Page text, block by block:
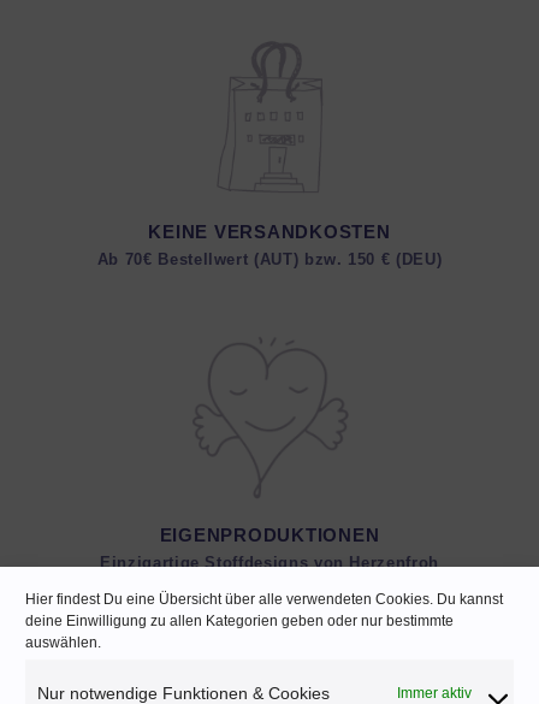
Hier findest Du eine Übersicht über alle verwendeten Cookies. Du kannst
deine Einwilligung zu allen Kategorien geben oder nur bestimmte
auswählen.
Nur notwendige Funktionen & Cookies Immer aktiv
KEINE VERSANDKOSTEN
Ab 70€ Bestellwert (AUT) bzw. 150 € (DEU)
EIGENPRODUKTIONEN
Einzigartige Stoffdesigns von Herzenfroh